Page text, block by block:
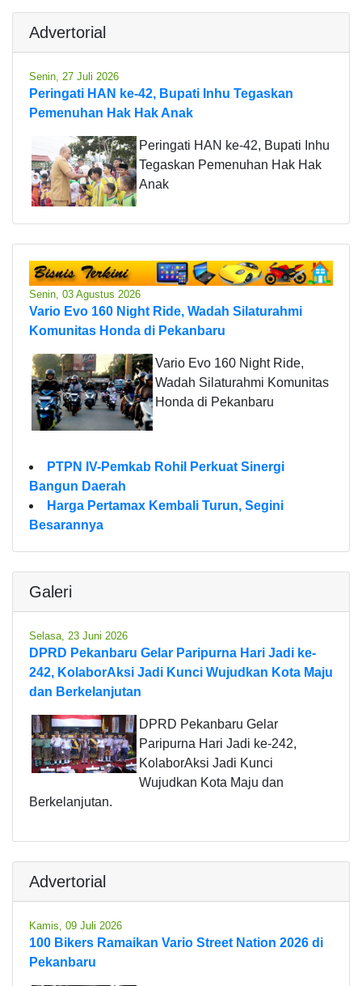
Advertorial
Senin, 27 Juli 2026
Peringati HAN ke-42, Bupati Inhu Tegaskan
Pemenuhan Hak Hak Anak
Peringati HAN ke-42, Bupati Inhu
Tegaskan Pemenuhan Hak Hak
Anak
Senin, 03 Agustus 2026
Vario Evo 160 Night Ride, Wadah Silaturahmi
Komunitas Honda di Pekanbaru
Vario Evo 160 Night Ride,
Wadah Silaturahmi Komunitas
Honda di Pekanbaru
PTPN IV-Pemkab Rohil Perkuat Sinergi
Bangun Daerah
Harga Pertamax Kembali Turun, Segini
Besarannya
Galeri
Selasa, 23 Juni 2026
DPRD Pekanbaru Gelar Paripurna Hari Jadi ke-
242, KolaborAksi Jadi Kunci Wujudkan Kota Maju
dan Berkelanjutan
DPRD Pekanbaru Gelar
Paripurna Hari Jadi ke-242,
KolaborAksi Jadi Kunci
Wujudkan Kota Maju dan
Berkelanjutan.
Advertorial
Kamis, 09 Juli 2026
100 Bikers Ramaikan Vario Street Nation 2026 di
Pekanbaru